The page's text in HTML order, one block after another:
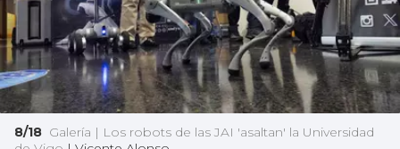
8/18 Galería | Los robots de las JAI 'asaltan' la Universidad